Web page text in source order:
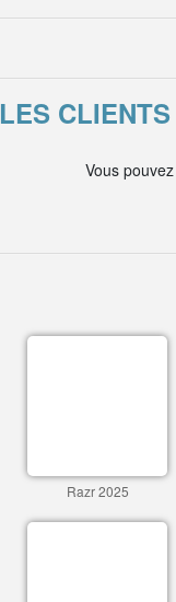
LES
Vous
Razr 2025